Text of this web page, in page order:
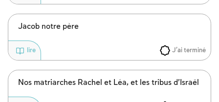
Jacob notre père
J'ai terminé
lire
Nos matriarches Rachel et Léa, et les tribus d’Israël
Afin d'enregistrer ce que vous avez étudié,
inscrire.